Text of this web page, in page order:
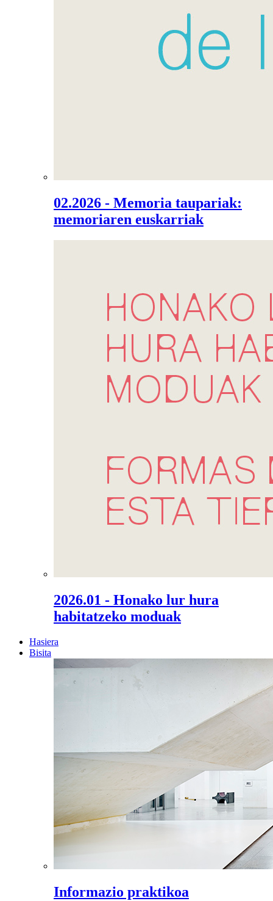
02.2026 - Memoria taupariak:
memoriaren euskarriak
2026.01 - Honako lur hura
habitatzeko moduak
Hasiera
Bisita
Informazio praktikoa